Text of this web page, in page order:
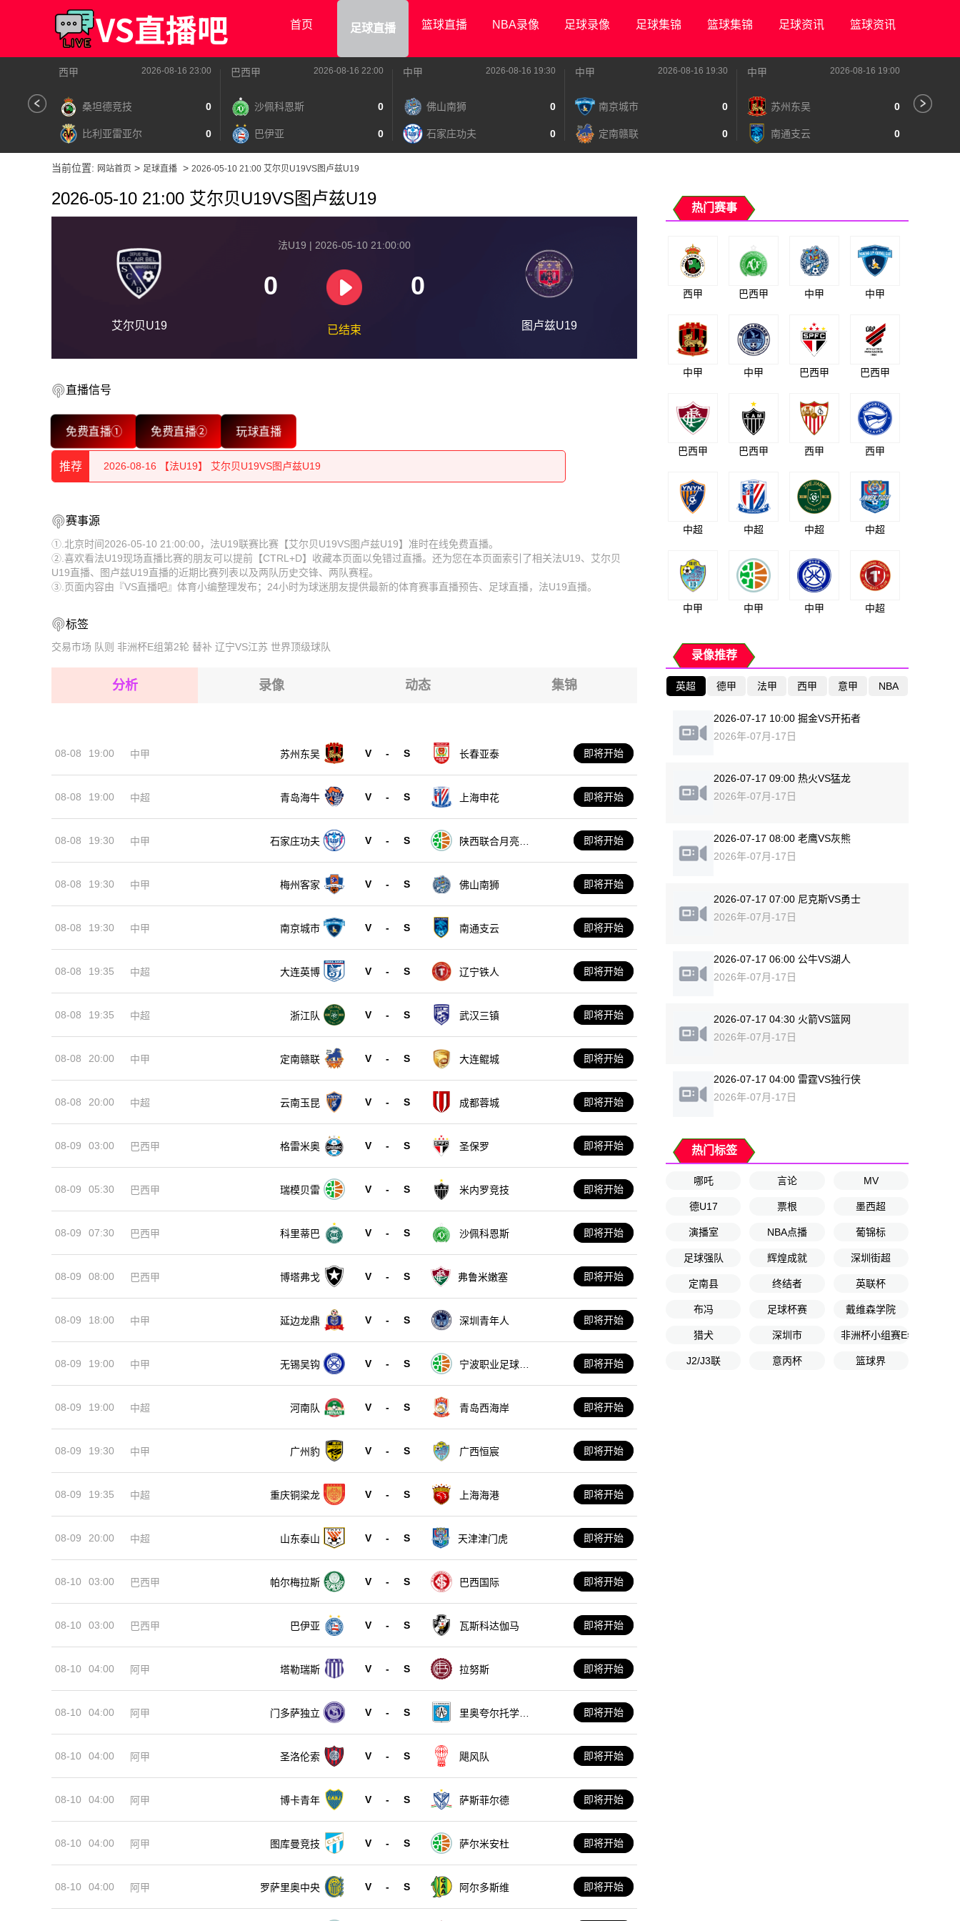
首页 足球直播 篮球直播 NBA录像 足球录像 足球集锦 篮球集锦 足球资讯 篮球资讯
西甲 2026-08-16 23:00
桑坦德竞技 0
比利亚雷亚尔 0
巴西甲 2026-08-16 22:00
沙佩科恩斯 0
巴伊亚 0
中甲 2026-08-16 19:30
佛山南狮 0
石家庄功夫 0
中甲 2026-08-16 19:30
南京城市 0
定南赣联 0
中甲 2026-08-16 19:00
苏州东吴 0
南通支云 0
当前位置: 网站首页 > 足球直播 > 2026-05-10 21:00 艾尔贝U19VS图卢兹U19
2026-05-10 21:00 艾尔贝U19VS图卢兹U19
艾尔贝U19
法U19 | 2026-05-10 21:00:00
0 0
已结束 图卢兹U19
直播信号
免费直播① 免费直播② 玩球直播
推荐
2026-08-16 【法U19】 艾尔贝U19VS图卢兹U19
2026-08-16 【法U19】 艾尔贝U19VS图卢兹U19
2026-08-16 【法U19】 艾尔贝U19VS图卢兹U19
2026-08-16 【法U19】 艾尔贝U19VS图卢兹U19
2026-08-16 【法U19】 艾尔贝U19VS图卢兹U19
2026-08-16 【法U19】 艾尔贝U19VS图卢兹U19
2026-08-16 【法U19】 艾尔贝U19VS图卢兹U19
2026-08-16 【法U19】 艾尔贝U19VS图卢兹U19
2026-08-16 【法U19】 艾尔贝U19VS图卢兹U19
2026-08-16 【法U19】 艾尔贝U19VS图卢兹U19
赛事源
①.北京时间2026-05-10 21:00:00，法U19联赛比赛【艾尔贝U19VS图卢兹U19】准时在线免费直播。
②.喜欢看法U19现场直播比赛的朋友可以提前【CTRL+D】收藏本页面以免错过直播。还为您在本页面索引了相关法U19、艾尔贝
U19直播、图卢兹U19直播的近期比赛列表以及两队历史交锋、两队赛程。
③.页面内容由『VS直播吧』体育小编整理发布；24小时为球迷朋友提供最新的体育赛事直播预告、足球直播，法U19直播。
标签
交易市场 队则 非洲杯E组第2轮 替补 辽宁VS江苏 世界顶级球队
分析 录像 动态 集锦
08-08 19:00 中甲 苏州东吴 V - S 长春亚泰 即将开始
08-08 19:00 中超 青岛海牛 V - S 上海申花 即将开始
08-08 19:30 中甲 石家庄功夫 V - S
陕西联合月亮泊
即将开始
08-08 19:30 中甲 梅州客家 V - S 佛山南狮 即将开始
08-08 19:30 中甲 南京城市 V - S 南通支云 即将开始
08-08 19:35 中超 大连英博 V - S 辽宁铁人 即将开始
08-08 19:35 中超 浙江队 V - S 武汉三镇 即将开始
08-08 20:00 中甲 定南赣联 V - S 大连鲲城 即将开始
08-08 20:00 中超 云南玉昆 V - S 成都蓉城 即将开始
08-09 03:00 巴西甲 格雷米奥 V - S 圣保罗 即将开始
08-09 05:30 巴西甲 瑞模贝雷 V - S 米内罗竞技 即将开始
08-09 07:30 巴西甲 科里蒂巴 V - S 沙佩科恩斯 即将开始
08-09 08:00 巴西甲 博塔弗戈 V - S 弗鲁米嫩塞 即将开始
08-09 18:00 中甲 延边龙鼎 V - S 深圳青年人 即将开始
08-09 19:00 中甲 无锡吴钩 V - S
宁波职业足球俱
即将开始
08-09 19:00 中超 河南队 V - S 青岛西海岸 即将开始
08-09 19:30 中甲 广州豹 V - S 广西恒宸 即将开始
08-09 19:35 中超 重庆铜梁龙 V - S 上海海港 即将开始
08-09 20:00 中超 山东泰山 V - S 天津津门虎 即将开始
08-10 03:00 巴西甲 帕尔梅拉斯 V - S 巴西国际 即将开始
08-10 03:00 巴西甲 巴伊亚 V - S 瓦斯科达伽马 即将开始
08-10 04:00 阿甲 塔勒瑞斯 V - S 拉努斯 即将开始
08-10 04:00 阿甲 门多萨独立 V - S
里奥夸尔托学生
即将开始
08-10 04:00 阿甲 圣洛伦索 V - S 飓风队 即将开始
08-10 04:00 阿甲 博卡青年 V - S 萨斯菲尔德 即将开始
08-10 04:00 阿甲 图库曼竞技 V - S 萨尔米安杜 即将开始
08-10 04:00 阿甲 罗萨里奥中央 V - S 阿尔多斯维 即将开始
热门赛事
西甲 巴西甲 中甲 中甲
中甲 中甲 巴西甲 巴西甲
巴西甲 巴西甲 西甲 西甲
中超 中超 中超 中超
中甲 中甲 中甲 中超
录像推荐
英超 德甲 法甲 西甲 意甲 NBA
2026-07-17 10:00 掘金VS开拓者
2026年-07月-17日
2026-07-17 09:00 热火VS猛龙
2026年-07月-17日
2026-07-17 08:00 老鹰VS灰熊
2026年-07月-17日
2026-07-17 07:00 尼克斯VS勇士
2026年-07月-17日
2026-07-17 06:00 公牛VS湖人
2026年-07月-17日
2026-07-17 04:30 火箭VS篮网
2026年-07月-17日
2026-07-17 04:00 雷霆VS独行侠
2026年-07月-17日
热门标签
哪吒 言论 MV
德U17 票根 墨西超
演播室 NBA点播 葡锦标
足球强队 辉煌成就 深圳街超
定南县 终结者 英联杯
布冯 足球杯赛 戴维森学院
猎犬 深圳市 非洲杯小组赛E组第1轮
J2/J3联 意丙杯 篮球界